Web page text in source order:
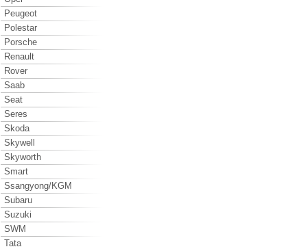
Peugeot
Polestar
Porsche
Renault
Rover
Saab
Seat
Seres
Skoda
Skywell
Skyworth
Smart
Ssangyong/KGM
Subaru
Suzuki
SWM
Tata